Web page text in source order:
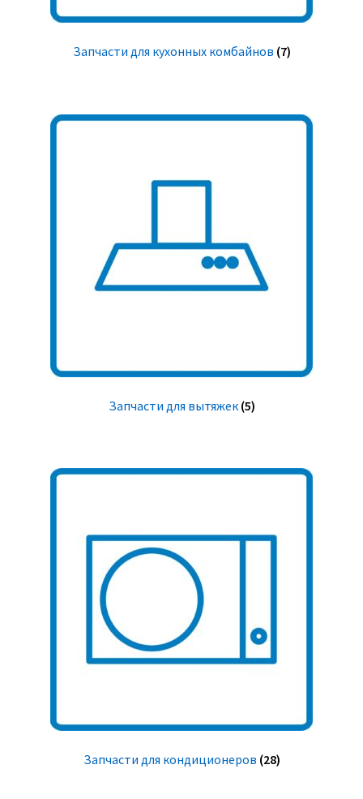
Запчасти для кухонных комбайнов (7)
Запчасти для вытяжек (5)
Запчасти для кондиционеров (28)